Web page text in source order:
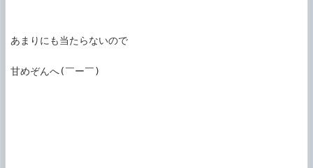
あまりにも当たらないので
甘めぞんへ(￣ー￣)